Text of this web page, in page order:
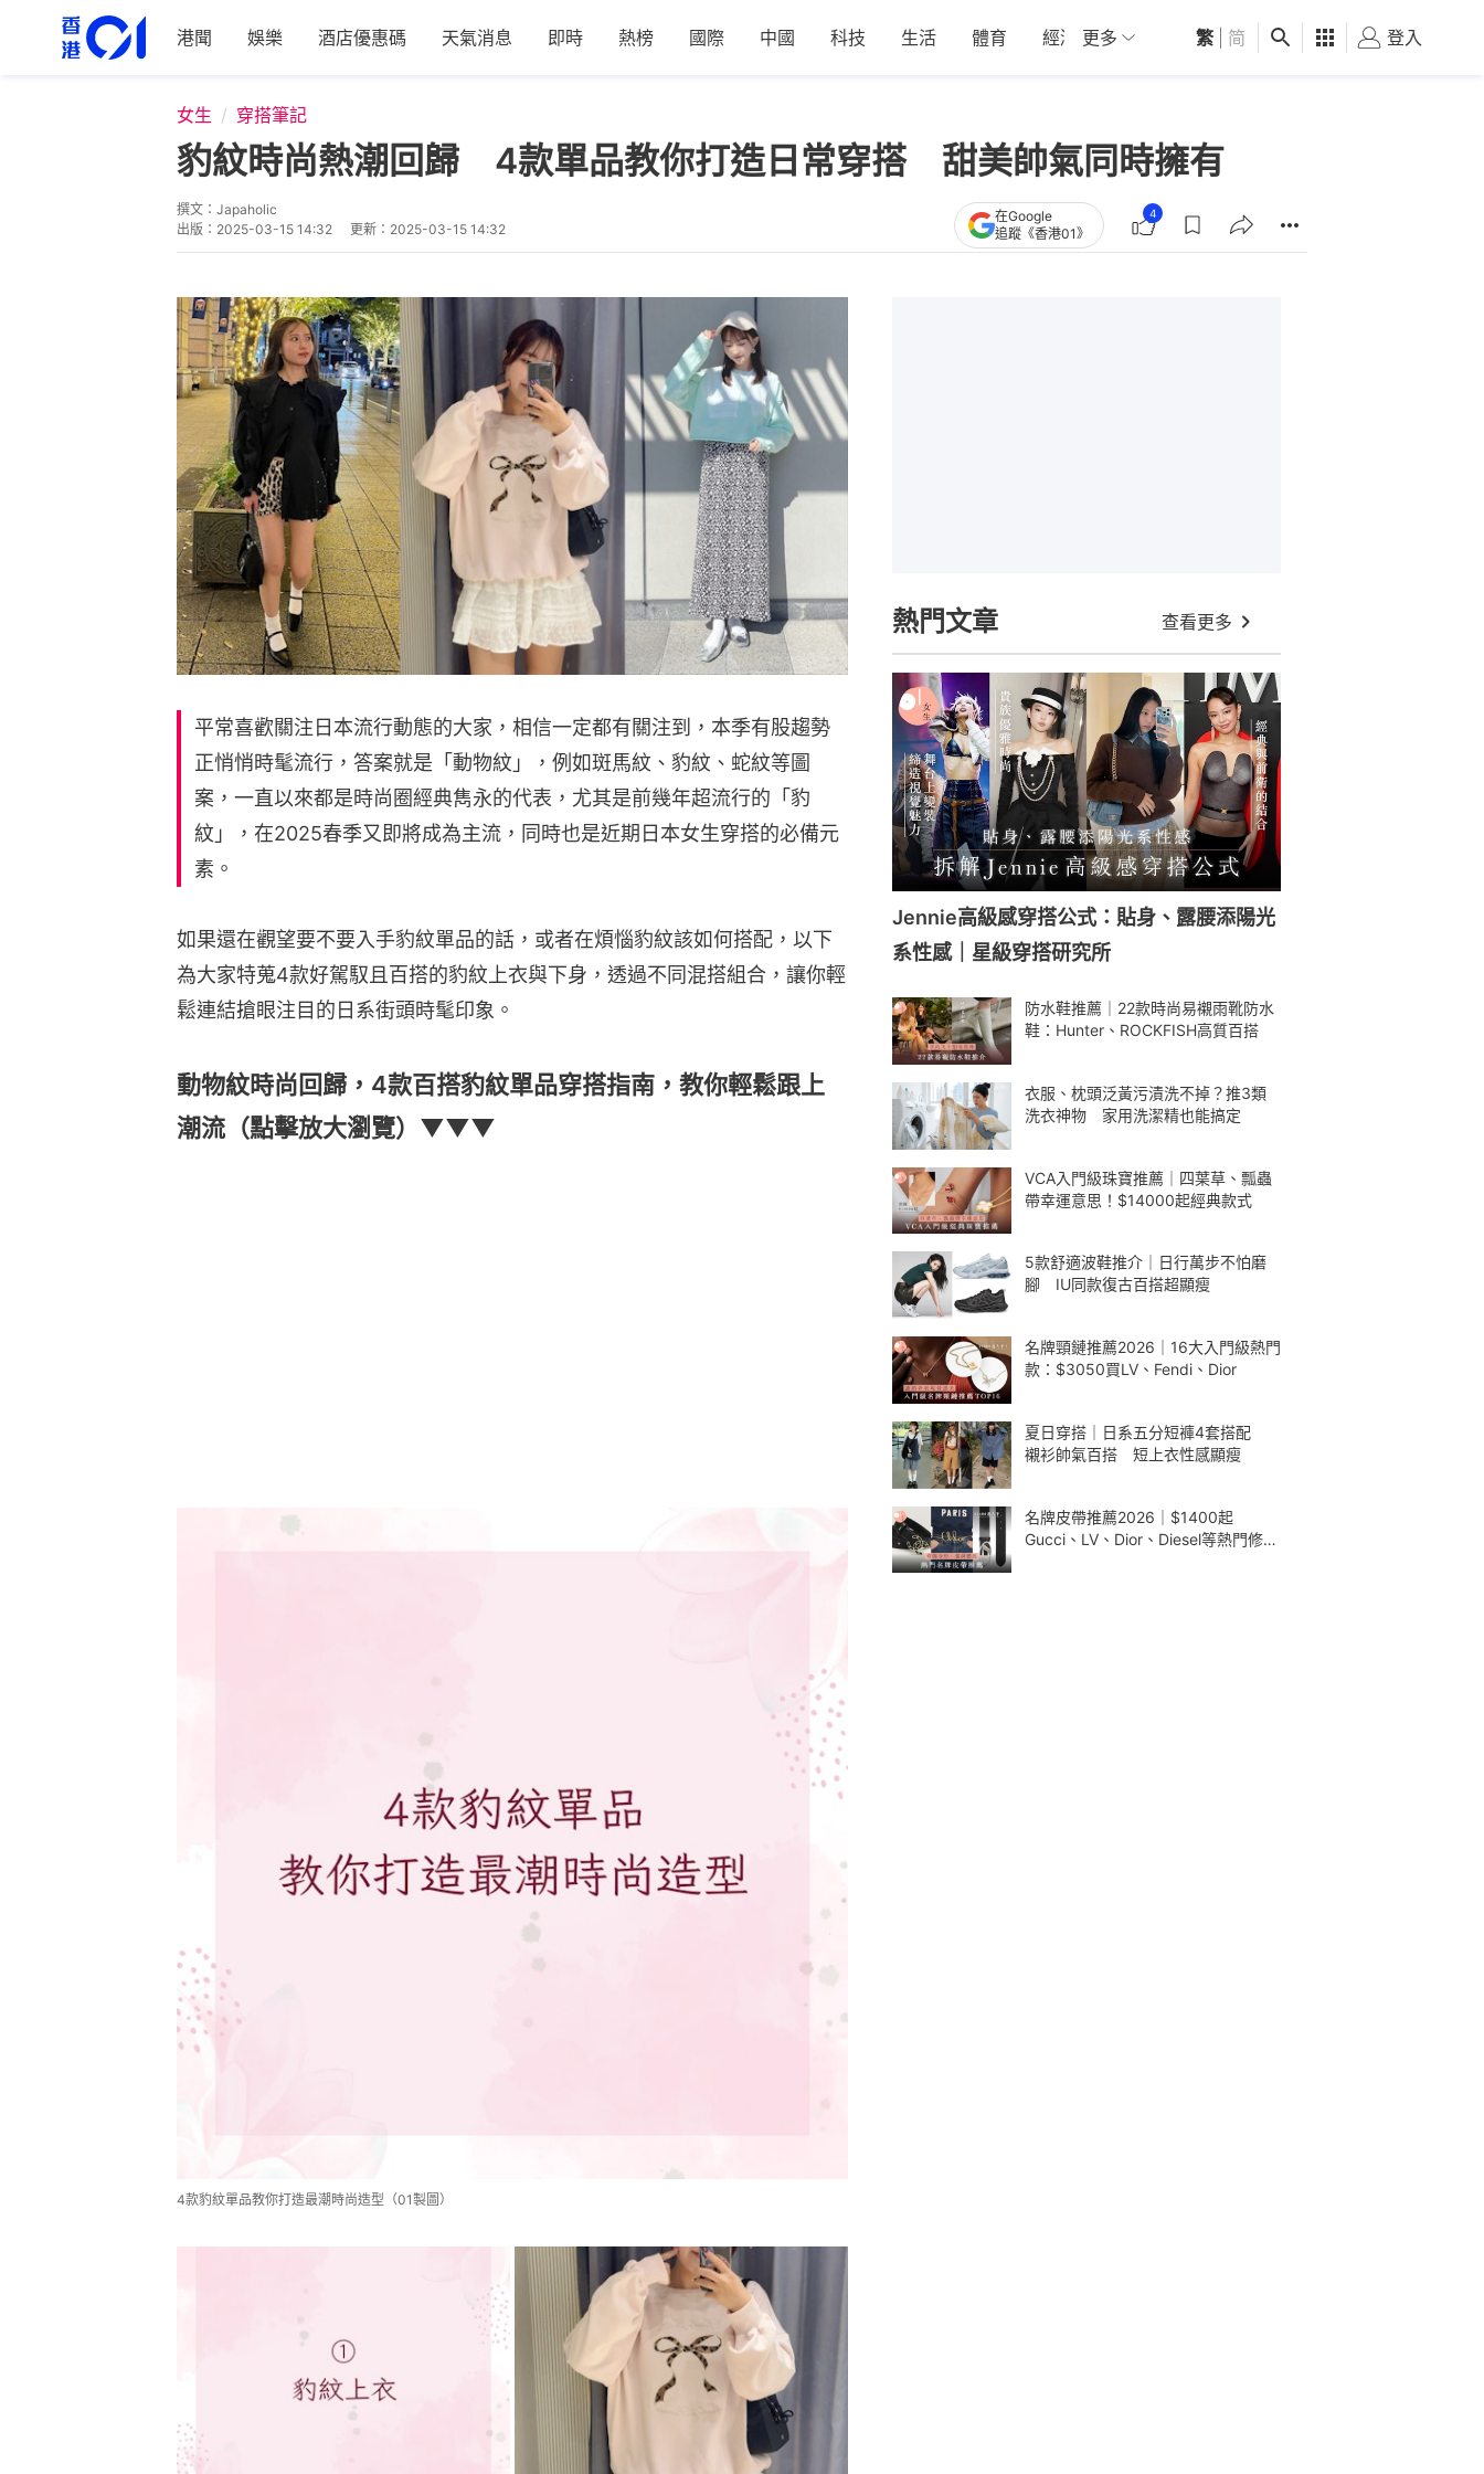
港聞 娛樂 酒店優惠碼 天氣消息 即時 熱榜 國際 中國 科技 生活 體育 經濟 01深圳 觀點 健康 好食玩飛
更多 繁 简 登入
女生 穿搭筆記
豹紋時尚熱潮回歸 4款單品教你打造日常穿搭 甜美帥氣同時擁有
撰文： Japaholic
出版： 2025-03-15 14:32 更新： 2025-03-15 14:32
在Google
追蹤《香港01》
4
平常喜歡關注日本流行動態的大家，相信一定都有關注到，本季有股趨勢
正悄悄時髦流行，答案就是「動物紋」，例如斑馬紋、豹紋、蛇紋等圖
案，一直以來都是時尚圈經典雋永的代表，尤其是前幾年超流行的「豹
紋」，在2025春季又即將成為主流，同時也是近期日本女生穿搭的必備元
素。
如果還在觀望要不要入手豹紋單品的話，或者在煩惱豹紋該如何搭配，以下
為大家特蒐4款好駕馭且百搭的豹紋上衣與下身，透過不同混搭組合，讓你輕
鬆連結搶眼注目的日系街頭時髦印象。
動物紋時尚回歸，4款百搭豹紋單品穿搭指南，教你輕鬆跟上
潮流（點擊放大瀏覽）▼▼▼
4款豹紋單品教你打造最潮時尚造型（01製圖）
熱門文章 查看更多
Jennie高級感穿搭公式：貼身、露腰添陽光
系性感｜星級穿搭研究所
防水鞋推薦｜22款時尚易襯雨靴防水
鞋：Hunter、ROCKFISH高質百搭
衣服、枕頭泛黃污漬洗不掉？推3類
洗衣神物 家用洗潔精也能搞定
VCA入門級珠寶推薦｜四葉草、瓢蟲
帶幸運意思！$14000起經典款式
5款舒適波鞋推介｜日行萬步不怕磨
腳 IU同款復古百搭超顯瘦
名牌頸鏈推薦2026｜16大入門級熱門
款：$3050買LV、Fendi、Dior
夏日穿搭｜日系五分短褲4套搭配
襯衫帥氣百搭 短上衣性感顯瘦
名牌皮帶推薦2026｜$1400起
Gucci、LV、Dior、Diesel等熱門修腰